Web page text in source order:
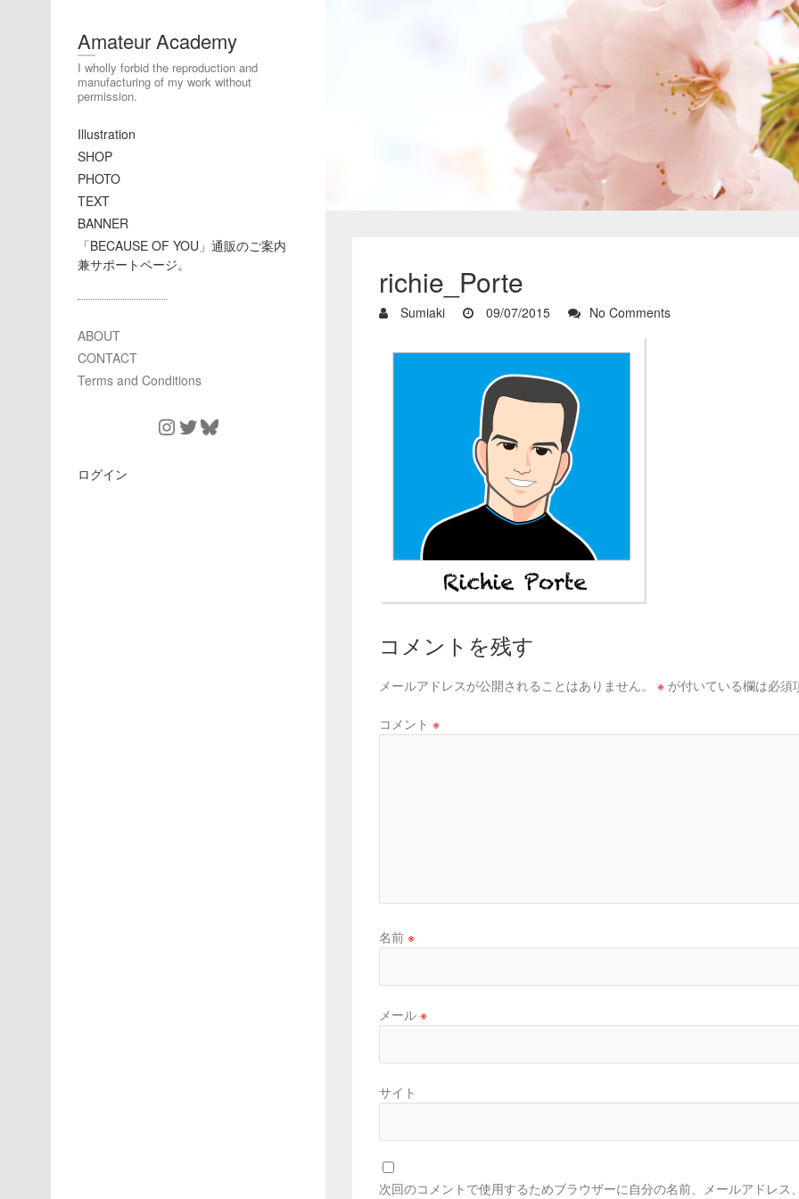
Amateur Academy
I wholly forbid the reproduction and
manufacturing of my work without
permission.
Illustration
SHOP
PHOTO
TEXT
BANNER
「BECAUSE OF YOU」通販のご案内
兼サポートページ。
richie_Porte
Sumiaki 09/07/2015 No Comments
コメントを残す
メールアドレスが公開されることはありません。 ※が付いている欄は必須
コメント ※
名前 ※
メール ※
サイト
次回のコメントで使用するためブラウザーに自分の名前、メールアドレス
ABOUT
CONTACT
Terms and Conditions
Instagram
TwitterBluesky
ログイン